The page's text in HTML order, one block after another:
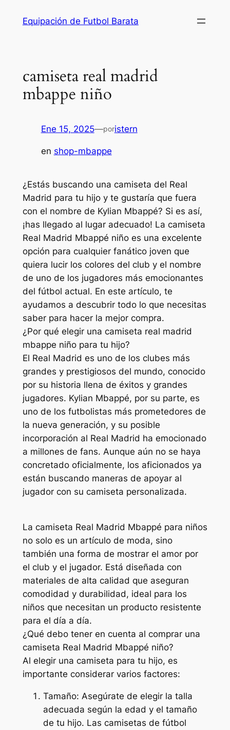
Equipación de Futbol Barata
camiseta real madrid
mbappe niño
Ene 15, 2025—poristern
en shop-mbappe
¿Estás buscando una camiseta del Real
Madrid para tu hijo y te gustaría que fuera
con el nombre de Kylian Mbappé? Si es así,
¡has llegado al lugar adecuado! La camiseta
Real Madrid Mbappé niño es una excelente
opción para cualquier fanático joven que
quiera lucir los colores del club y el nombre
de uno de los jugadores más emocionantes
del fútbol actual. En este artículo, te
ayudamos a descubrir todo lo que necesitas
saber para hacer la mejor compra.
¿Por qué elegir una camiseta real madrid
mbappe niño para tu hijo?
El Real Madrid es uno de los clubes más
grandes y prestigiosos del mundo, conocido
por su historia llena de éxitos y grandes
jugadores. Kylian Mbappé, por su parte, es
uno de los futbolistas más prometedores de
la nueva generación, y su posible
incorporación al Real Madrid ha emocionado
a millones de fans. Aunque aún no se haya
concretado oficialmente, los aficionados ya
están buscando maneras de apoyar al
jugador con su camiseta personalizada.
La camiseta Real Madrid Mbappé para niños
no solo es un artículo de moda, sino
también una forma de mostrar el amor por
el club y el jugador. Está diseñada con
materiales de alta calidad que aseguran
comodidad y durabilidad, ideal para los
niños que necesitan un producto resistente
para el día a día.
¿Qué debo tener en cuenta al comprar una
camiseta Real Madrid Mbappé niño?
Al elegir una camiseta para tu hijo, es
importante considerar varios factores:
Tamaño: Asegúrate de elegir la talla
adecuada según la edad y el tamaño
de tu hijo. Las camisetas de fútbol